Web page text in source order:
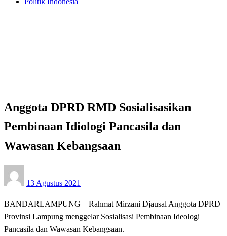
Anggota DPRD RMD Sosialisasikan
Pembinaan Idiologi Pancasila dan
Wawasan Kebangsaan
on
13 Agustus 2021
BANDARLAMPUNG – Rahmat Mirzani Djausal Anggota DPRD
Provinsi Lampung menggelar Sosialisasi Pembinaan Ideologi
Pancasila dan Wawasan Kebangsaan.